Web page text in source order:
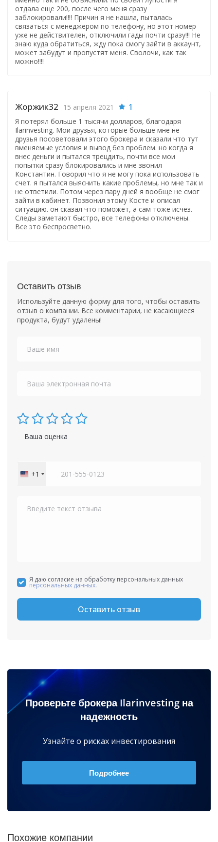
отдала еще 200, после чего меня сразу
заблокировали!!!! Причин я не нашла, пыталась
связаться с менеджером по телефону, но этот номер
уже не действителен, отключили гады почти сразу!!! Не
знаю куда обратиться, жду пока смогу зайти в аккаунт,
может забудут и пропустят меня. Сволочи, как так
можно!!!!
Жоржик32 15 апреля 2021 1
Я потерял больше 1 тысячи долларов, благодаря
Ilarinvesting. Мои друзья, которые больше мне не
друзья посоветовали этого брокера и сказали что тут
вменяемые условия и вывод без проблем. но когда я
внес деньги и пытался трецдить, почти все мои
попытки сразу блокировались и мне звонил
Константин. Говорил что я не могу пока использовать
счет. я пытался выяснить какие проблемы, но мне так и
не ответили. Потом через пару дней я вообще не смог
зайти в кабинет. Позвонил этому Косте и описал
ситуацию. он сказал что поможет, а сам тоже исчез.
Следы заметают быстро, все телефоны отключены.
Все это беспросветно.
Оставить отзыв
Используйте данную форму для того, чтобы оставить
отзыв о компании. Все комментарии, не касающиеся
продукта, будут удалены!
Ваша оценка
United
+1
Я даю согласие на обработку персональных данных
персональных данных.
Оставить отзыв
Проверьте брокера Ilarinvesting на
надежность
Узнайте о рисках инвестирования
Подробнее
Похожие компании